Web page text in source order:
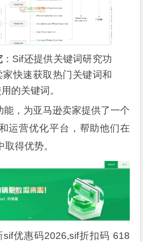
：Sif还提供关键词研究功
快速获取热门关键词和
的关键词。
能，为亚马逊卖家提供了一个
运营优化平台，帮助他们在
得优势。
sif优惠码2026,sif折扣码 618